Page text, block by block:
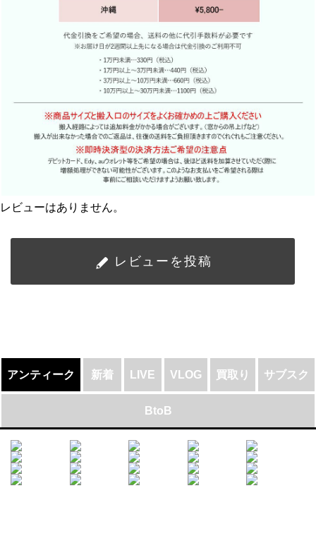
レビューはありません。
レビューを投稿
アンティーク 新着 LIVE VLOG 買取り サブスク
BtoB